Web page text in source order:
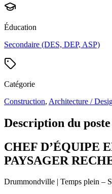
Éducation
Secondaire (DES, DEP, ASP)
Catégorie
Construction, Architecture /
Description du poste
CHEF D’ÉQUIPE
PAYSAGER
Drummondville | Temps plein –